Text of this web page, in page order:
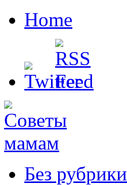
Home
Без рубрики